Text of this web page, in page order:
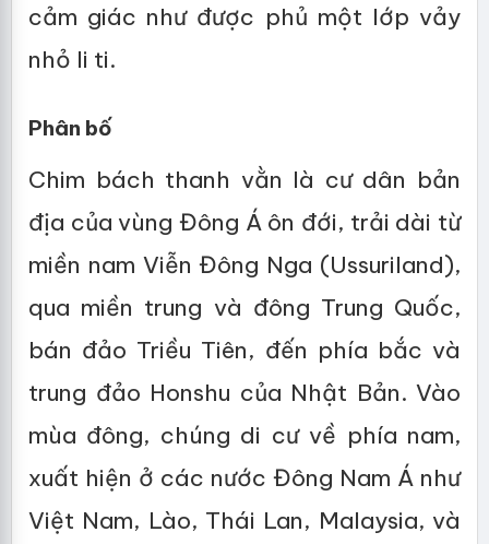
cảm giác như được phủ một lớp vảy
nhỏ li ti.
Phân bố
Chim bách thanh vằn là cư dân bản
địa của vùng Đông Á ôn đới, trải dài từ
miền nam Viễn Đông Nga (Ussuriland),
qua miền trung và đông Trung Quốc,
bán đảo Triều Tiên, đến phía bắc và
trung đảo Honshu của Nhật Bản. Vào
mùa đông, chúng di cư về phía nam,
xuất hiện ở các nước Đông Nam Á như
Việt Nam, Lào, Thái Lan, Malaysia, và